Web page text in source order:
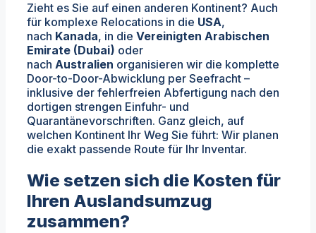
Zieht es Sie auf einen anderen Kontinent? Auch
für komplexe Relocations in die USA,
nach Kanada, in die Vereinigten Arabischen
Emirate (Dubai) oder
nach Australien organisieren wir die komplette
Door-to-Door-Abwicklung per Seefracht –
inklusive der fehlerfreien Abfertigung nach den
dortigen strengen Einfuhr- und
Quarantänevorschriften. Ganz gleich, auf
welchen Kontinent Ihr Weg Sie führt: Wir planen
die exakt passende Route für Ihr Inventar.
Wie setzen sich die Kosten für
Ihren Auslandsumzug
zusammen?